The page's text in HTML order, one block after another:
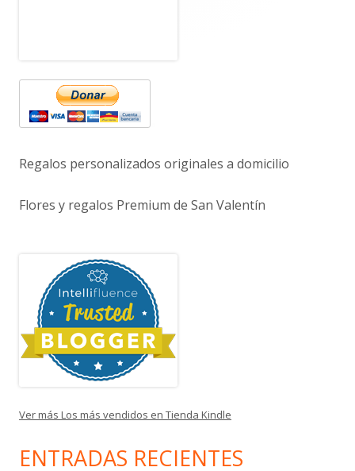
Regalos personalizados originales a domicilio
Flores y regalos Premium de San Valentín
Ver más Los más vendidos en Tienda Kindle
ENTRADAS RECIENTES